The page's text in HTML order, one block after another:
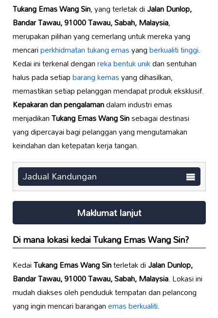
Tukang Emas Wang Sin, yang terletak diJalan Dunlop,
Bandar Tawau, 91000 Tawau, Sabah, Malaysia,
merupakan pilihan yang cemerlang untuk mereka yang
mencariperkhidmatan tukang emasyangberkualiti tinggi.
Kedai ini terkenal denganreka bentuk unikdan sentuhan
halus pada setiapbarang kemasyang dihasilkan,
memastikan setiap pelanggan mendapat produk eksklusif.
Kepakaran dan pengalamandalam industri emas
menjadikanTukang Emas Wang Sinsebagai destinasi
yang dipercayai bagi pelanggan yang mengutamakan
keindahan dan ketepatan kerja tangan.
Jadual Kandungan
Maklumat lanjut
Di mana lokasi kedaiTukang Emas Wang Sin?
KedaiTukang Emas Wang Sinterletak diJalan Dunlop,
Bandar Tawau, 91000 Tawau, Sabah, Malaysia. Lokasi ini
mudah diakses oleh penduduk tempatan dan pelancong
yang ingin mencari baranganemas berkualiti.